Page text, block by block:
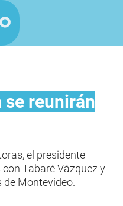
se reunirán
el presidente
Tabaré Vázquez y
de Montevideo.